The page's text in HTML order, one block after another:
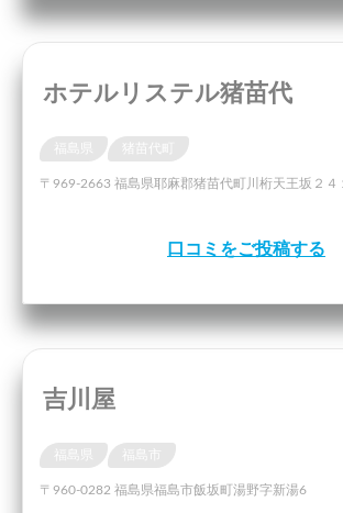
ホテルリステル猪苗代
猪苗代町
〒969-2663 福島県耶麻郡猪苗代町川桁天王坂２４
口コミをご投稿する
吉川屋
〒960-0282 福島県福島市飯坂町湯野字新湯6